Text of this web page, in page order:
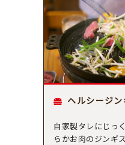
ヘルシージ
自家製タレにじっ
らかお肉のジンギ